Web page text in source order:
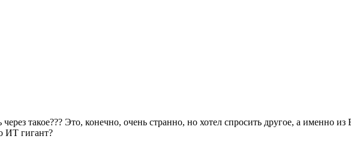
такое??? Это, конечно, очень странно, но хотел спросить другое, а именно
ИТ гигант?